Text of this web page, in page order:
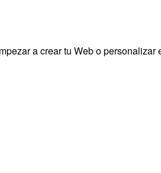
a crear tu Web o personalizar